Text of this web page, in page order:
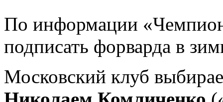
По информации
подписать форварда в
Московский клуб